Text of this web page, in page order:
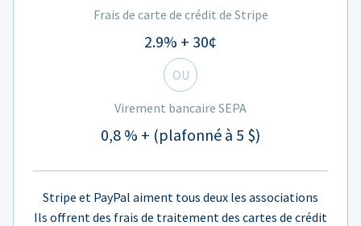
Frais de carte de crédit de Stripe
2.9% + 30¢
OU
Virement bancaire SEPA
0,8 % + (plafonné à 5 $)
Stripe et PayPal aiment tous deux les associations
Ils offrent des frais de traitement des cartes de crédit